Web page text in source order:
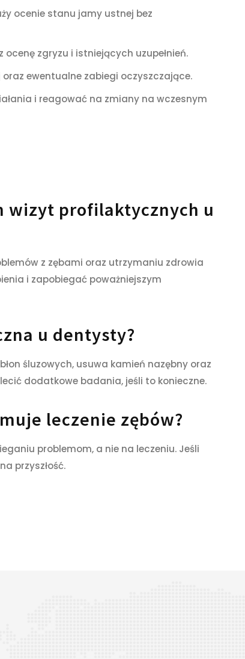
ocenie stanu jamy ustnej bez
ocenę zgryzu i istniejących uzupełnień.
ewentualne zabiegi oczyszczające.
i reagować na zmiany na wczesnym
wizyt profilaktycznych u
z zębami oraz utrzymaniu zdrowia
i zapobiegać poważniejszym
u dentysty?
śluzowych, usuwa kamień nazębny oraz
dodatkowe badania, jeśli to konieczne.
leczenie zębów?
problemom, a nie na leczeniu. Jeśli
przyszłość.